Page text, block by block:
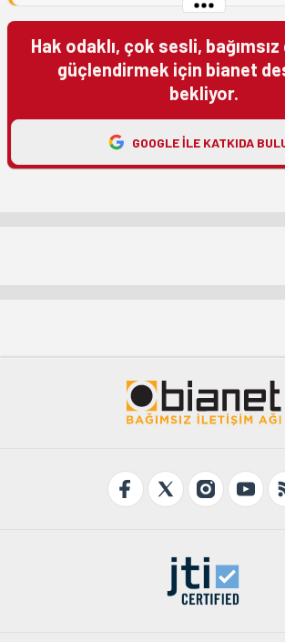
Hak odaklı, çok sesli,
güçlendirmek için bianet
bekliyor.
GOOGLE ILE KATKIDA